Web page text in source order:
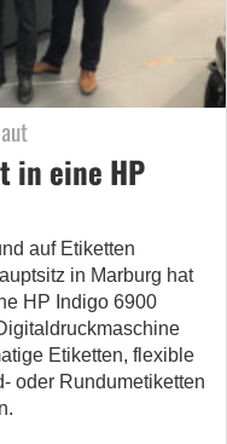
in eine HP
auf Etiketten
in Marburg hat
HP Indigo 6900
Etiketten, flexible
oder Rundumetiketten